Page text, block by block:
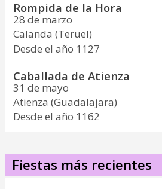
Rompida de la Hora
28 de marzo
Calanda (Teruel)
Desde el año 1127
Caballada de Atienza
31 de mayo
Atienza (Guadalajara)
Desde el año 1162
Fiestas más recientes